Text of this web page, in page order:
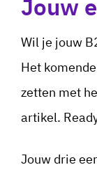
Jouw
Wil je jouw
Het
zetten met
artikel.
Jouw drie